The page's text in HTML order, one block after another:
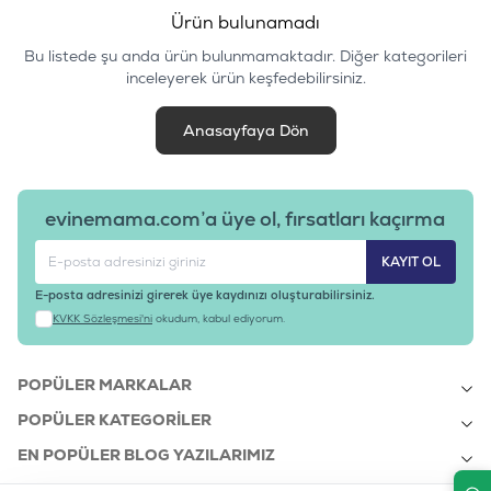
Ürün bulunamadı
Bu listede şu anda ürün bulunmamaktadır. Diğer kategorileri
inceleyerek ürün keşfedebilirsiniz.
Anasayfaya Dön
evinemama.com’a üye ol, fırsatları kaçırma
KAYIT OL
E-posta adresinizi girerek üye kaydınızı oluşturabilirsiniz.
KVKK Sözleşmesi'ni okudum, kabul ediyorum.
POPÜLER MARKALAR
POPÜLER KATEGORILER
EN POPÜLER BLOG YAZILARIMIZ